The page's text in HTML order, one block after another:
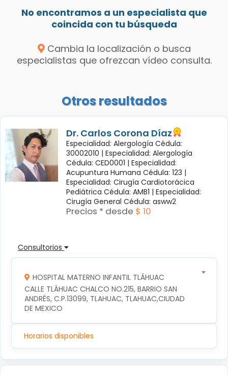
No encontramos a un especialista que
coincida con tu búsqueda
Cambia la localización o busca
especialistas que ofrezcan vídeo consulta.
Otros resultados
Dr. Carlos Corona Díaz
Especialidad: Alergología Cédula:
30002010 | Especialidad: Alergología
Cédula: CED0001 | Especialidad:
Acupuntura Humana Cédula: 123 |
Especialidad: Cirugía Cardiotorácica
Pediátrica Cédula: AMB1 | Especialidad:
Cirugía General Cédula: asww2
Precios * desde $ 10
Consultorios
HOSPITAL MATERNO INFANTIL TLÁHUAC
CALLE TLÁHUAC CHALCO NO.215, BARRIO SAN
ANDRÉS, C.P.13099, TLAHUAC, TLAHUAC,CIUDAD
DE MEXICO
Horarios disponibles